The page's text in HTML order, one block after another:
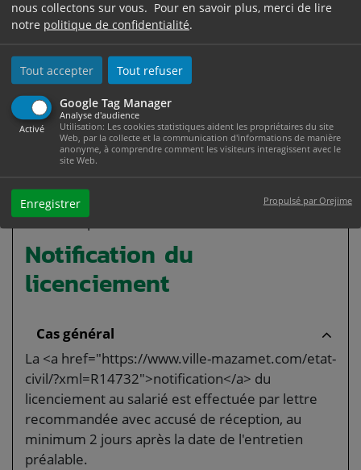
nous collectons sur vous. Pour en savoir plus, merci de lire
notre politique de confidentialité.
Tout accepter Tout refuser
Google Tag Manager
Activé
Analyse d'audience
Utilisation: Les cookies statistiques aident les propriétaires du site
Web, par la collecte et la communication d'informations de manière
anonyme, à comprendre comment les visiteurs interagissent avec le
site Web.
Enregistrer Propulsé par Orejime
L'employeur doit proposer à chaque salarié un <a
xml=F13819">contrat de sécurisation
professionnelle (CSP)</a>.
Attention :
en cas de <a href="https://www.ville-
mazamet.com/etat-civil/?xml=F2811">plan de
n'est obligé de convoquer le salarié à un
entretien préalable au licenciement.
Notification du
licenciement
Cas général
La <a href="https://www.ville-mazamet.com/etat-
civil/?xml=R14732">notification</a> du
licenciement au salarié est effectuée par lettre
recommandée avec accusé de réception, au
minimum 2 jours après la date de l'entretien
préalable.